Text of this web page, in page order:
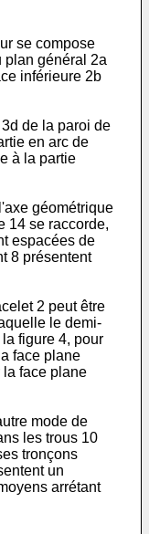
se compose
plan général 2a
inférieure 2b
de la paroi de
en arc de
à la partie
géométrique
14 se raccorde,
espacées de
8 présentent
2 peut être
le demi-
figure 4, pour
face plane
la face plane
mode de
les trous 10
tronçons
un
arrétant